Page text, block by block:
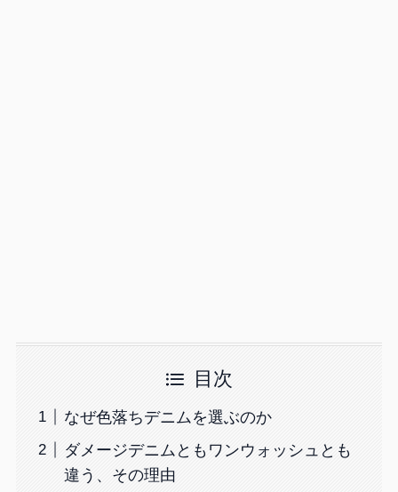
目次
なぜ色落ちデニムを選ぶのか
ダメージデニムともワンウォッシュとも
違う、その理由